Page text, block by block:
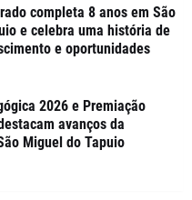
completa 8 anos em São
e celebra uma história de
e oportunidades
2026 e Premiação
avanços da
Miguel do Tapuio